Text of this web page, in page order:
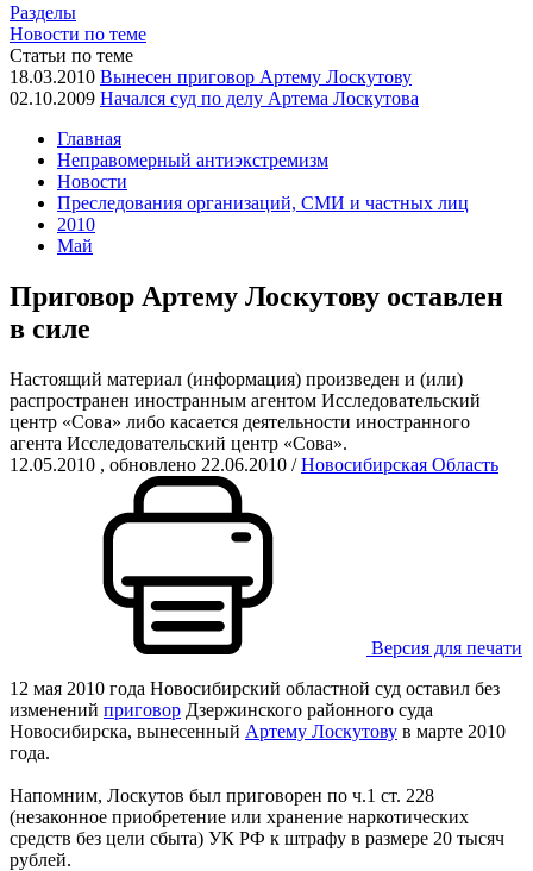
Разделы
Новости по теме
Статьи по теме
18.03.2010 Вынесен приговор Артему Лоскутову
02.10.2009 Начался суд по делу Артема Лоскутова
Главная
Неправомерный антиэкстремизм
Новости
Преследования организаций, СМИ и частных лиц
2010
Май
Приговор Артему Лоскутову оставлен
в силе
Настоящий материал (информация) произведен и (или)
распространен иностранным агентом Исследовательский
центр «Сова» либо касается деятельности иностранного
агента Исследовательский центр «Сова».
12.05.2010 , обновлено 22.06.2010 /Новосибирская Область
Версия для печати
12 мая 2010 года Новосибирский областной суд оставил без
изменений приговор Дзержинского районного суда
Новосибирска, вынесенный Артему Лоскутову в марте 2010
года.
Напомним, Лоскутов был приговорен по ч.1 ст. 228
(незаконное приобретение или хранение наркотических
средств без цели сбыта) УК РФ к штрафу в размере 20 тысяч
рублей.